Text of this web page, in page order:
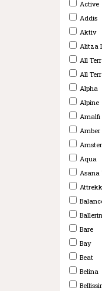
Active
Addis
Aktiv
Alitza
All
All
Alpha
Alpine
Amalfi
Amber
Aqua
Asana
Bare
Bay
Beat
Belina